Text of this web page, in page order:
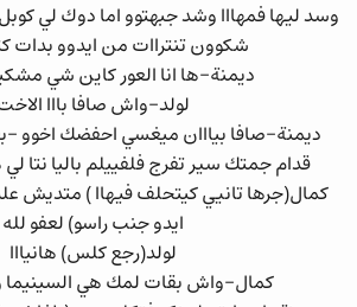
وسد ليها فمهااا وشد جبهتوو اما دوك لي
شكوون تنتراات من ايدوو بدات
ديمنة-ها انا العور كاين شي
لولد-واش صافا بااا
ديمنة-صافا بيااان ميغسي احفضك اخوو -
قدام جمتك سير تفرج فلفييلم باليا نتا
كمال(جرها تانيي كيتحلف فيهاا ) متديش
ايدو جنب راسو) لعفو لله
لولد(رجع كلس) هانيااا
كمال-واش بقات لمك هي